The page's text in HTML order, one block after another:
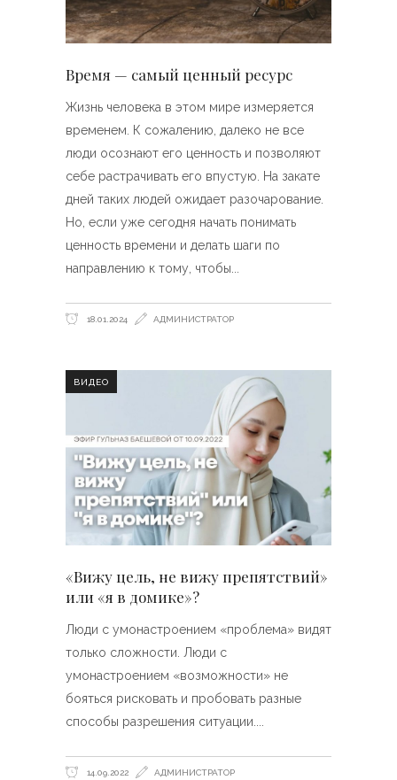
Время — самый ценный ресурс
Жизнь человека в этом мире измеряется
временем. К сожалению, далеко не все
люди осознают его ценность и позволяют
себе растрачивать его впустую. На закате
дней таких людей ожидает разочарование.
Но, если уже сегодня начать понимать
ценность времени и делать шаги по
направлению к тому, чтобы
18.01.2024 АДМИНИСТРАТОР
ВИДЕО
«Вижу цель, не вижу препятствий»
или «я в домике»?
Люди с умонастроением «проблема» видят
только сложности. Люди с
умонастроением «возможности» не
бояться рисковать и пробовать разные
способы разрешения ситуации.
14.09.2022 АДМИНИСТРАТОР